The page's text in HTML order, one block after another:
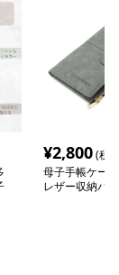
¥2,800(税
母子手帳ケー
レザー収納バ